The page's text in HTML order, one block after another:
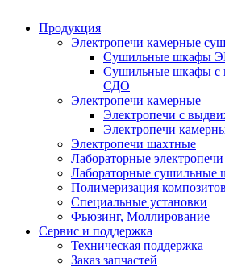
Продукция
Электропечи камерные
Сушильные шкафы
Сушильные шкафы с
СДО
Электропечи камерные
Электропечи с
Электропечи
Электропечи шахтные
Лабораторные электропечи
Лабораторные сушильные
Полимеризация композитов
Специальные установки
Фьюзинг, Моллирование
Сервис и поддержка
Техническая поддержка
Заказ запчастей